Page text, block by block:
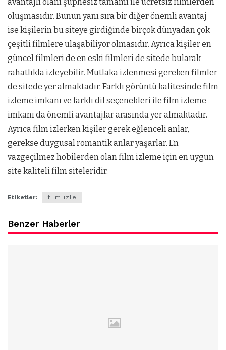
oluşmasıdır. Bunun yanı sıra bir diğer önemli avantaj
ise kişilerin bu siteye girdiğinde birçok dünyadan çok
çeşitli filmlere ulaşabiliyor olmasıdır. Ayrıca kişiler en
güncel filmleri de en eski filmleri de sitede bularak
rahatlıkla izleyebilir. Mutlaka izlenmesi gereken filmler
de sitede yer almaktadır. Farklı görüntü kalitesinde film
izleme imkanı ve farklı dil seçenekleri ile film izleme
imkanı da önemli avantajlar arasında yer almaktadır.
Ayrıca film izlerken kişiler gerek eğlenceli anlar,
gerekse duygusal romantik anlar yaşarlar. En
vazgeçilmez hobilerden olan film izleme için en uygun
site kaliteli film siteleridir.
Etiketler: film izle
Benzer Haberler